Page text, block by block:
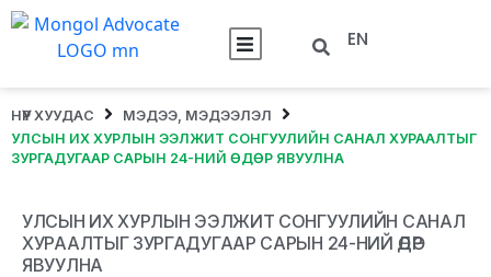
EN
НҮҮР ХУУДАС
МЭДЭЭ, МЭДЭЭЛЭЛ
УЛСЫН ИХ ХУРЛЫН ЭЭЛЖИТ СОНГУУЛИЙН САНАЛ ХУРААЛТЫГ
ЗУРГАДУГААР САРЫН 24-НИЙ ӨДӨР ЯВУУЛНА
УЛСЫН ИХ ХУРЛЫН ЭЭЛЖИТ СОНГУУЛИЙН САНАЛ
ХУРААЛТЫГ ЗУРГАДУГААР САРЫН 24-НИЙ ӨДӨР
ЯВУУЛНА